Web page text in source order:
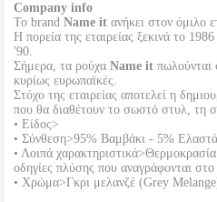
Company info
Το brand Name it ανήκει στον όμιλο
Η πορεία της εταιρείας ξεκινά το
'90.
Σήμερα, τα ρούχα Name it πωλούνται
κυρίως ευρωπαϊκές.
Στόχο της εταιρείας αποτελεί η
που θα διαθέτουν το σωστό στυλ, τη
• Είδος>
• Σύνθεση>95% Βαμβάκι - 5%
• Λοιπά
οδηγίες πλύσης που αναγράφονται στο
• Χρώμα>Γκρι μελανζέ (Grey